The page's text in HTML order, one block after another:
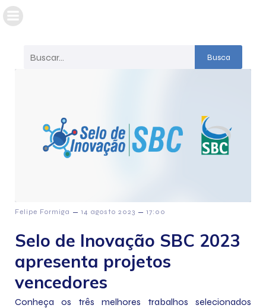
Busca
Felipe Formiga – 14 agosto 2023 – 17:00
Selo de Inovação SBC 2023
apresenta projetos
vencedores
Conheça os três melhores trabalhos selecionados